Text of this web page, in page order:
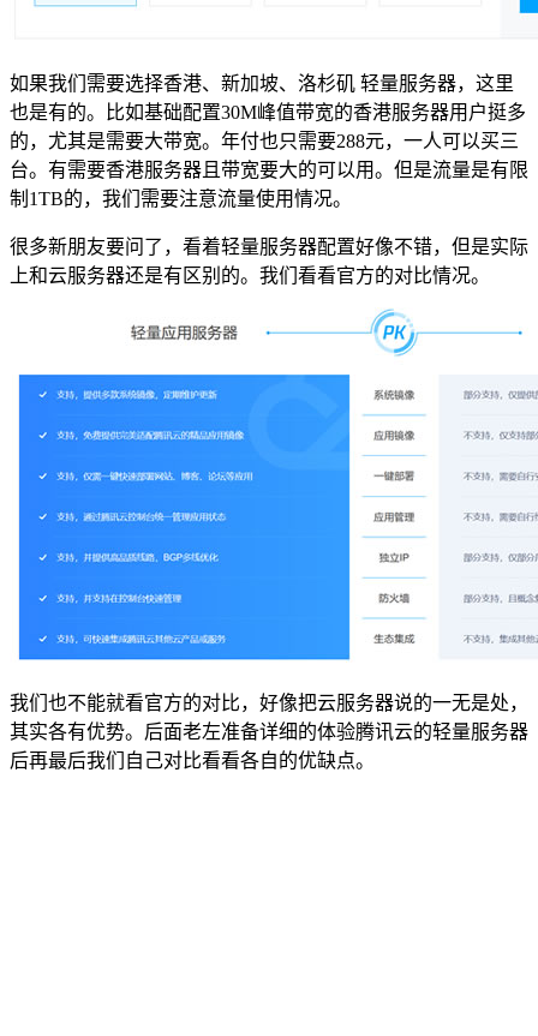
如果我们需要选择香港、新加坡、洛杉矶 轻量服务器，这里
也是有的。比如基础配置30M峰值带宽的香港服务器用户挺多
的，尤其是需要大带宽。年付也只需要288元，一人可以买三
台。有需要香港服务器且带宽要大的可以用。但是流量是有限
制1TB的，我们需要注意流量使用情况。
很多新朋友要问了，看着轻量服务器配置好像不错，但是实际
上和云服务器还是有区别的。我们看看官方的对比情况。
我们也不能就看官方的对比，好像把云服务器说的一无是处，
其实各有优势。后面老左准备详细的体验腾讯云的轻量服务器
后再最后我们自己对比看看各自的优缺点。